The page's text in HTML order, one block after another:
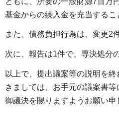
基金からの繰入金を充当するこ
また、債務負担行為は、変更2
次に、報告は1件で、専決処分
以上で、提出議案等の説明を
きましては、お手元の議案書
御議決を賜りますようお願い申